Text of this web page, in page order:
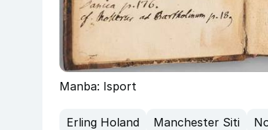
Manba: Isport
Erling Holand Manchester Siti